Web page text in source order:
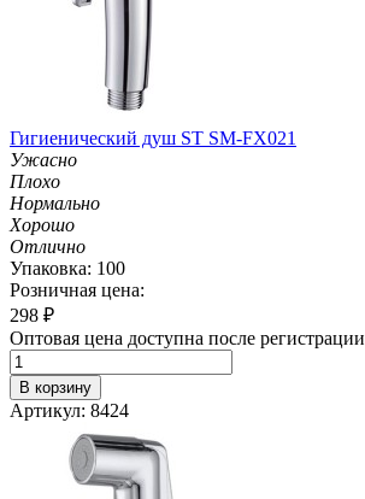
Гигиенический душ ST SM-FX021
Ужасно
Плохо
Нормально
Хорошо
Отлично
Упаковка: 100
Розничная цена:
298 ₽
Оптовая цена доступна после регистрации
В корзину
Артикул: 8424